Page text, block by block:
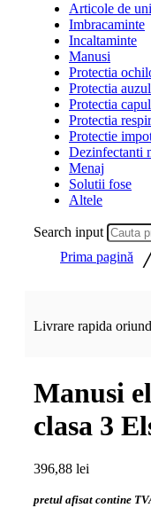
Articole de
Imbracaminte
Incaltaminte
Manusi
Protectia
Protectia
Protectia
Protectia
Protectie
Dezinfectanti
Menaj
Solutii fose
Altele
Search input
Prima pagină
Livrare rapida
Manusi
clasa 3
396,88 lei
pretul afisat contine